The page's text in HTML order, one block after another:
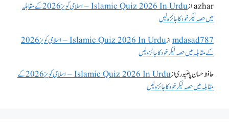
azharاز
Islamic Quiz 2026 In Urdu – اسلامی کویز 2026 کے مقابلہ
میں حصہ لیکر خود کا جائزہ لیں
mdasad787از
Islamic Quiz 2026 In Urdu – اسلامی کویز 2026
کے مقابلہ میں حصہ لیکر خود کا جائزہ لیں
حافظ حسان پالنپوریاز
Islamic Quiz 2026 In Urdu – اسلامی کویز 2026 کے
مقابلہ میں حصہ لیکر خود کا جائزہ لیں